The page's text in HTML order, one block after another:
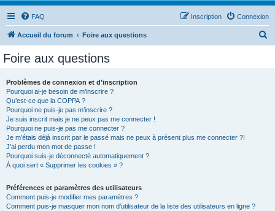
FAQ Connexion
Inscription
Accueil du forum Foire aux questions
Foire aux questions
Problèmes de connexion et d’inscription
Pourquoi ai-je besoin de m’inscrire ?
Qu’est-ce que la COPPA ?
Pourquoi ne puis-je pas m’inscrire ?
Je suis inscrit mais je ne peux pas me connecter !
Pourquoi ne puis-je pas me connecter ?
Je m’étais déjà inscrit par le passé mais ne peux à présent plus me connecter ?!
J’ai perdu mon mot de passe !
Pourquoi suis-je déconnecté automatiquement ?
À quoi sert « Supprimer les cookies » ?
Préférences et paramètres des utilisateurs
Comment puis-je modifier mes paramètres ?
Comment puis-je masquer mon nom d’utilisateur de la liste des utilisateurs en ligne ?